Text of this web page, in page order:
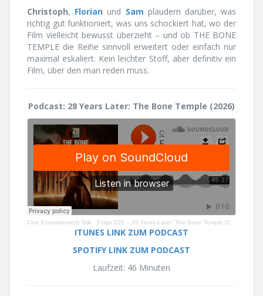
Christoph, Florian und Sam plaudern darüber, was
richtig gut funktioniert, was uns schockiert hat, wo der
Film vielleicht bewusst überzieht – und ob THE BONE
TEMPLE die Reihe sinnvoll erweitert oder einfach nur
maximal eskaliert. Kein leichter Stoff, aber definitiv ein
Film, über den man reden muss.
Podcast: 28 Years Later: The Bone Temple (2026)
Cine Entertainment Talk · Folge 220 – 28 Years Later: The Bone Temple (2026)
ITUNES LINK ZUM PODCAST
SPOTIFY LINK ZUM PODCAST
Laufzeit: 46 Minuten